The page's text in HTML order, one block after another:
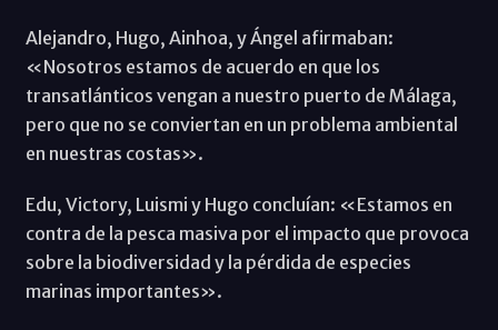
Alejandro, Hugo, Ainhoa, y Ángel afirmaban:
«Nosotros estamos de acuerdo en que los
transatlánticos vengan a nuestro puerto de Málaga,
pero que no se conviertan en un problema ambiental
en nuestras costas».
Edu, Victory, Luismi y Hugo concluían: «Estamos en
contra de la pesca masiva por el impacto que provoca
sobre la biodiversidad y la pérdida de especies
marinas importantes».